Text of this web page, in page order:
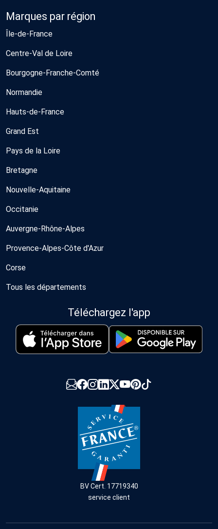
Marques par région
Île-de-France
Centre-Val de Loire
Bourgogne-Franche-Comté
Normandie
Hauts-de-France
Grand Est
Pays de la Loire
Bretagne
Nouvelle-Aquitaine
Occitanie
Auvergne-Rhône-Alpes
Provence-Alpes-Côte d'Azur
Corse
Tous les départements
Téléchargez l'app
BV Cert. 17719340
service client